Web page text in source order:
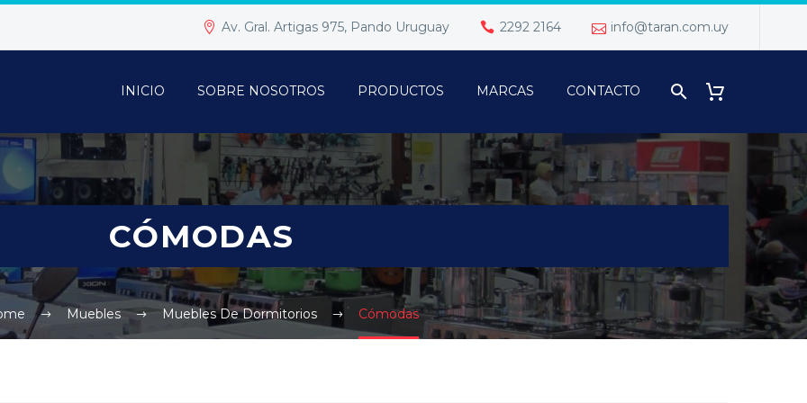
Av. Gral. Artigas 975, Pando Uruguay 2292 2164 info@taran.com.uy
INICIO SOBRE NOSOTROS PRODUCTOS MARCAS CONTACTO
CÓMODAS
Muebles Muebles De Dormitorios Cómodas